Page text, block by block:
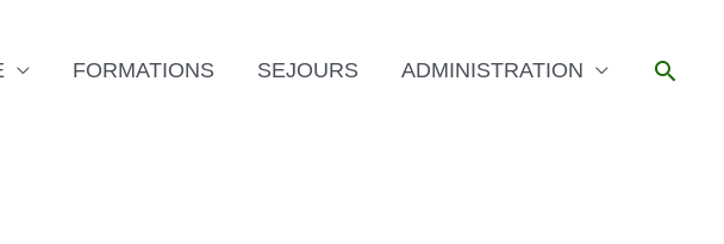
FORMATIONS SEJOURS ADMINISTRATION